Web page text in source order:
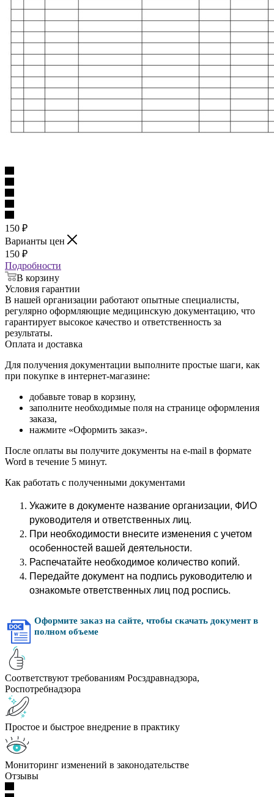
150 ₽
Варианты цен
150 ₽
Подробности
В корзину
Условия гарантии
В нашей организации работают опытные специалисты,
регулярно оформляющие медицинскую документацию, что
гарантирует высокое качество и ответственность за
результаты.
Оплата и доставка
Для получения документации выполните простые шаги, как
при покупке в интернет-магазине:
добавьте товар в корзину,
заполните необходимые поля на странице оформления
заказа,
нажмите «Оформить заказ».
После оплаты вы получите документы на e-mail в формате
Word в течение 5 минут.
Как работать с полученными документами
Укажите в документе название организации, ФИО
руководителя и ответственных лиц.
При необходимости внесите изменения с учетом
особенностей вашей деятельности.
Распечатайте необходимое количество копий.
Передайте документ на подпись руководителю и
ознакомьте ответственных лиц под роспись.
Оформите заказ на сайте, чтобы скачать документ в
полном объеме
Соответствуют требованиям Росздравнадзора,
Роспотребнадзора
Простое и быстрое внедрение в практику
Мониторинг изменений в законодательстве
Отзывы